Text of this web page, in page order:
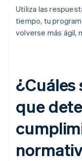
Utiliza las
tiempo, tu
volverse más ágil,
¿Cuáles
que